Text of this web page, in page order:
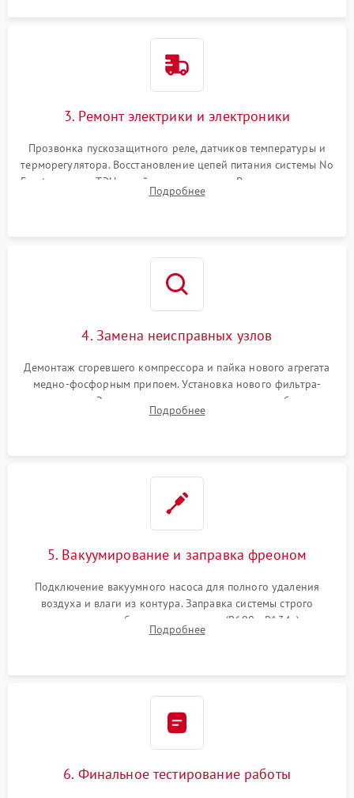
3. Ремонт электрики и электроники
Прозвонка пускозащитного реле, датчиков температуры и
терморегулятора. Восстановление цепей питания системы No
Frost, включая ТЭН оттайки и вентилятор. Ремонт или замена
платы управления при сбоях алгоритмов.
Подробнее
4. Замена неисправных узлов
Демонтаж сгоревшего компрессора и пайка нового агрегата
медно-фосфорным припоем. Установка нового фильтра-
осушителя. Замена изношенных вентиляторов обдува,
сломанных заслонок или поврежденных дверных петель.
Подробнее
5. Вакуумирование и заправка фреоном
Подключение вакуумного насоса для полного удаления
воздуха и влаги из контура. Заправка системы строго
дозированным объемом хладагента (R600a, R134a) по
электронным весам. Контроль рабочего давления в системе.
Подробнее
6. Финальное тестирование работы